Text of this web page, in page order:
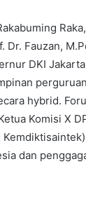
Fauzan,
DKI Jakarta
hybrid.
Komisi X
dan